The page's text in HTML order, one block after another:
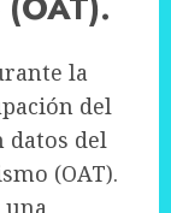
la
del
datos del
(OAT).